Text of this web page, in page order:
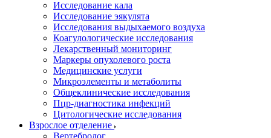
Исследование кала
Исследование эякулята
Исследования выдыхаемого воздуха
Коагулологические исследования
Лекарственный мониторинг
Маркеры опухолевого роста
Медицинские услуги
Микроэлементы и метаболиты
Общеклинические исследования
Пцр-диагностика инфекций
Цитологические исследования
Взрослое отделение
Вертебролог